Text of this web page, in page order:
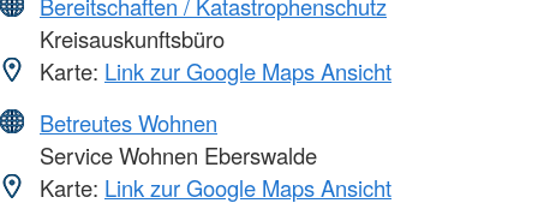
Kreisauskunftsbüro
Karte: Link zur Google Maps Ansicht
Betreutes Wohnen
Service Wohnen Eberswalde
Karte: Link zur Google Maps Ansicht